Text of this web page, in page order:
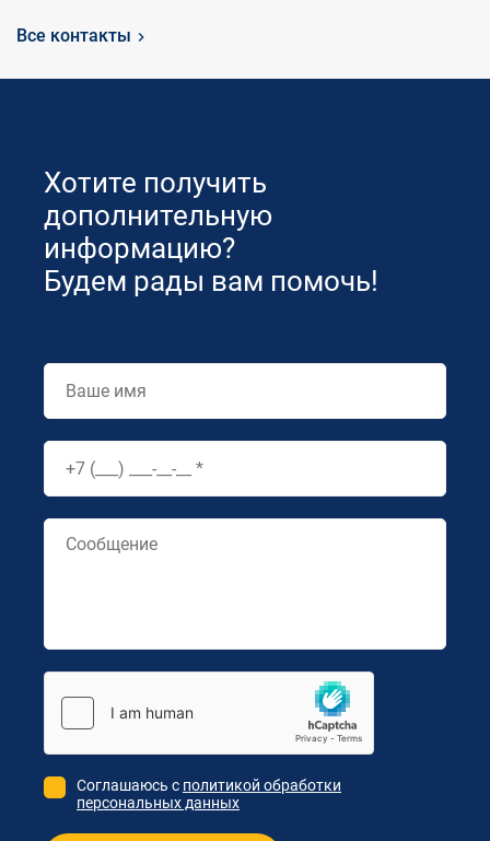
Все контакты
Хотите получить
дополнительную
информацию?
Будем рады вам помочь!
Соглашаюсь с политикой обработки
персональных данных